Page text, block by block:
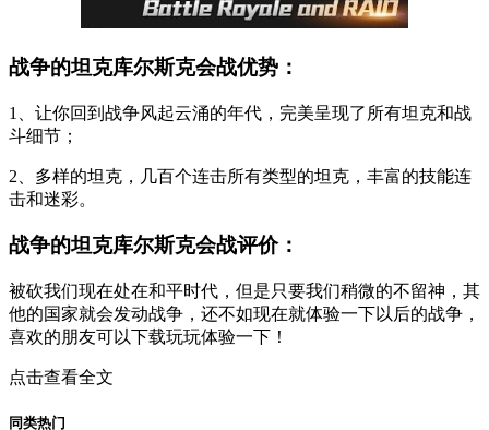
战争的坦克库尔斯克会战优势：
1、让你回到战争风起云涌的年代，完美呈现了所有坦克和战
斗细节；
2、多样的坦克，几百个连击所有类型的坦克，丰富的技能连
击和迷彩。
战争的坦克库尔斯克会战评价：
被砍我们现在处在和平时代，但是只要我们稍微的不留神，其
他的国家就会发动战争，还不如现在就体验一下以后的战争，
喜欢的朋友可以下载玩玩体验一下！
点击查看全文
同类热门